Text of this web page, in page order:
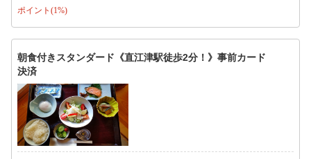
ポイント(1%)
朝食付きスタンダード《直江津駅徒歩2分！》事前カード
決済